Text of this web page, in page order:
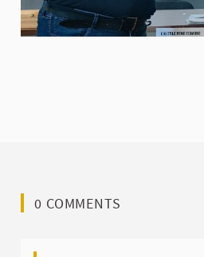
0 COMMENTS